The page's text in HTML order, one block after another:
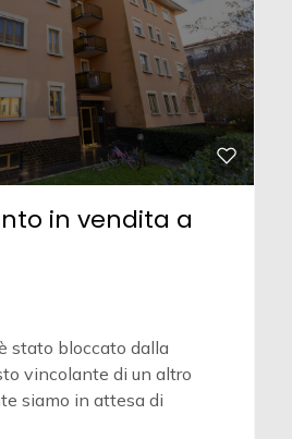
in vendita a
stato bloccato dalla
vincolante di un altro
siamo in attesa di